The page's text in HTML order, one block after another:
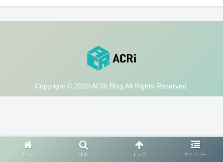
Copyright © 2020 ACRi Blog All Rights Reserved.
ホーム 検索 トップ サイドバー